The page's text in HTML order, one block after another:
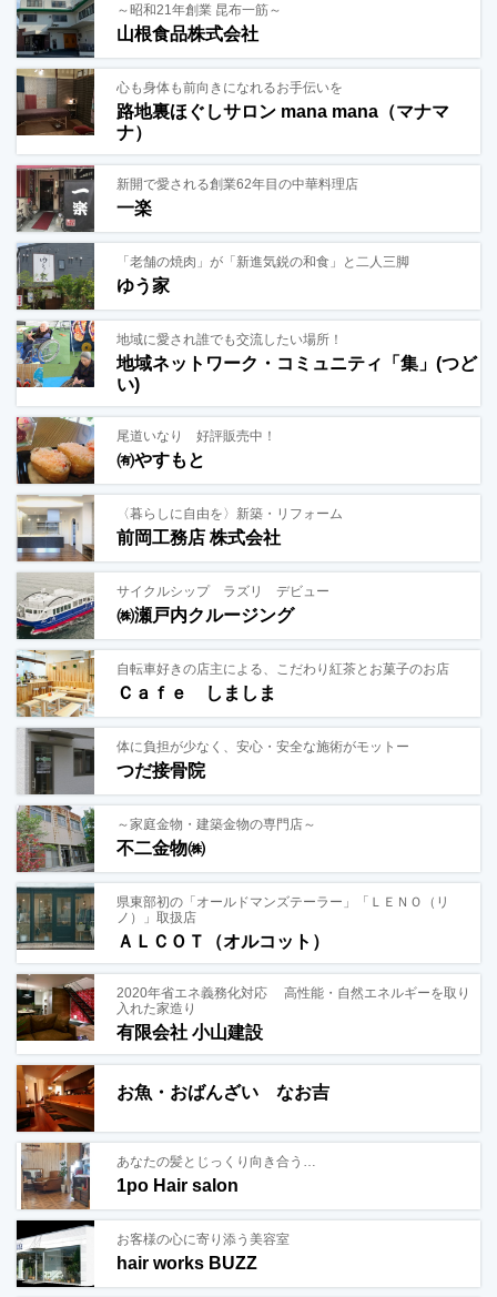
～昭和21年創業 昆布一筋～
山根食品株式会社
心も身体も前向きになれるお手伝いを
路地裏ほぐしサロン mana mana（マナマ
ナ）
新開で愛される創業62年目の中華料理店
一楽
「老舗の焼肉」が「新進気鋭の和食」と二人三脚
ゆう家
地域に愛され誰でも交流したい場所！
地域ネットワーク・コミュニティ「集」(つど
い)
尾道いなり 好評販売中！
㈲やすもと
〈暮らしに自由を〉新築・リフォーム
前岡工務店 株式会社
サイクルシップ ラズリ デビュー
㈱瀬戸内クルージング
自転車好きの店主による、こだわり紅茶とお菓子のお店
Ｃａｆｅ しましま
体に負担が少なく、安心・安全な施術がモットー
つだ接骨院
～家庭金物・建築金物の専門店～
不二金物㈱
県東部初の「オールドマンズテーラー」「ＬＥＮＯ（リ
ノ）」取扱店
ＡＬＣＯＴ（オルコット）
2020年省エネ義務化対応 高性能・自然エネルギーを取り
入れた家造り
有限会社 小山建設
お魚・おばんざい なお吉
あなたの髪とじっくり向き合う…
1po Hair salon
お客様の心に寄り添う美容室
hair works BUZZ